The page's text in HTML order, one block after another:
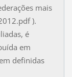
mais
).
é
em
definidas